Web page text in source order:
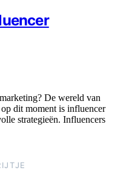
De wereld van
dit moment is influencer
strategieën. Influencers